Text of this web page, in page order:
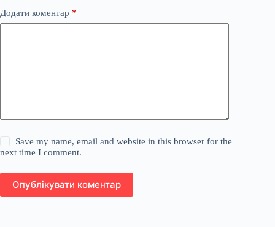
Додати коментар *
Save my name, email and website in this browser for the
next time I comment.
Опублікувати коментар